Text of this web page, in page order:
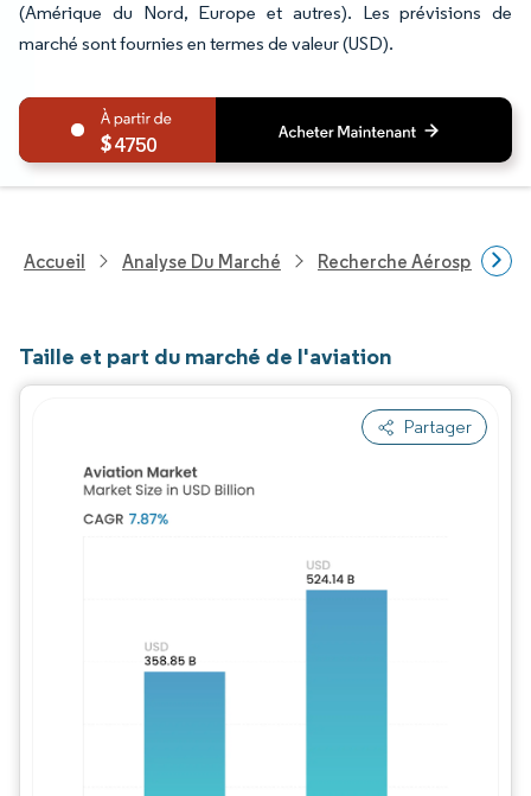
(Amérique du Nord, Europe et autres). Les prévisions de
marché sont fournies en termes de valeur (USD).
4750
Accueil Analyse Du Marché Recherche Aérospatiale
Taille et part du marché de l'aviation
Partager